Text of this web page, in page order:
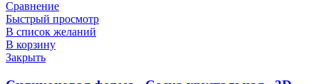
Сравнение
Быстрый просмотр
В список желаний
В корзину
Закрыть